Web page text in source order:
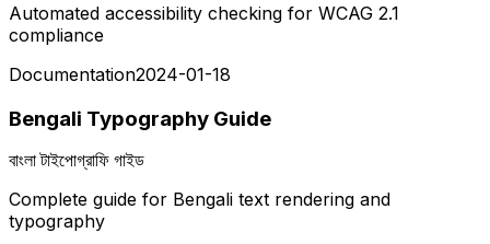
Automated accessibility checking for WCAG 2.1
compliance
Documentation2024-01-18
Bengali Typography Guide
বাংলা টাইপোগ্রাফি গাইড
Complete guide for Bengali text rendering and
typography